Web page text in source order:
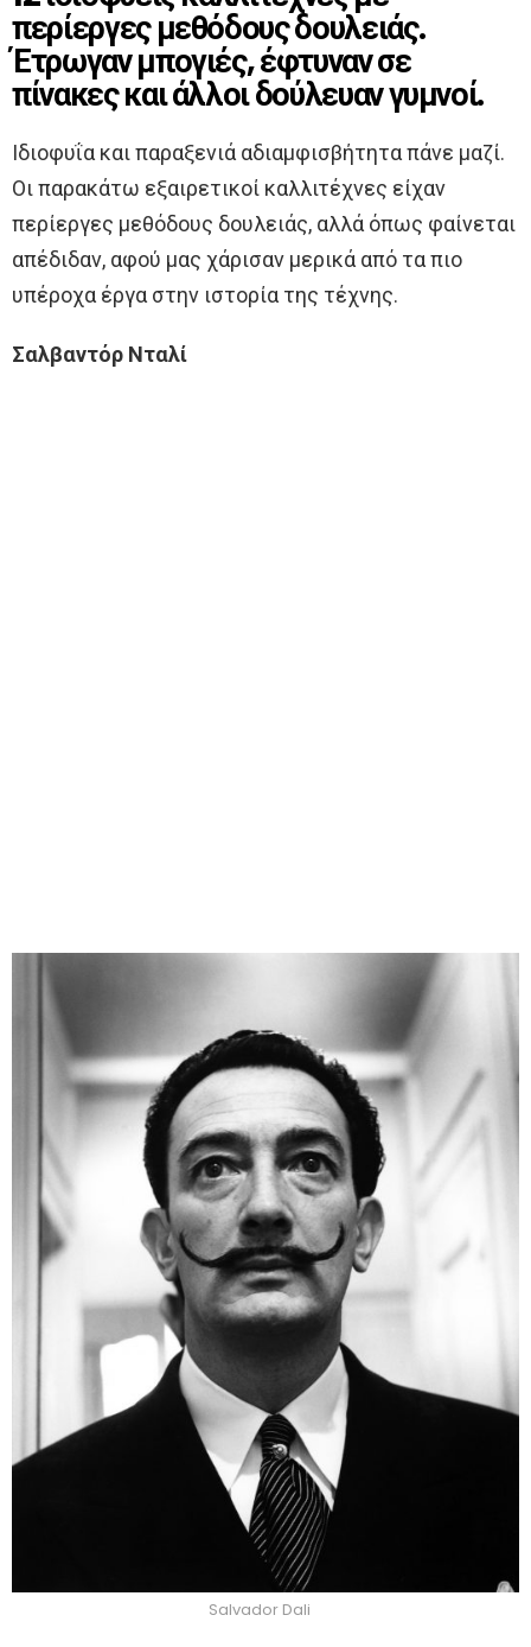
περίεργες μεθόδους δουλειάς.
Έτρωγαν μπογιές, έφτυναν σε
πίνακες και άλλοι δούλευαν γυμνοί.
Ιδιοφυΐα και παραξενιά αδιαμφισβήτητα πάνε μαζί.
Οι παρακάτω εξαιρετικοί καλλιτέχνες είχαν
περίεργες μεθόδους δουλειάς, αλλά όπως φαίνεται
απέδιδαν, αφού μας χάρισαν μερικά από τα πιο
υπέροχα έργα στην ιστορία της τέχνης.
Σαλβαντόρ Νταλί
Salvador Dali